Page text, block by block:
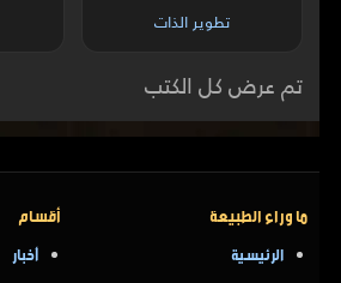
تطوير الذات
تم عرض كل الكتب
ما وراء الطبيعة
الرئيسية
أقسام
أخبار